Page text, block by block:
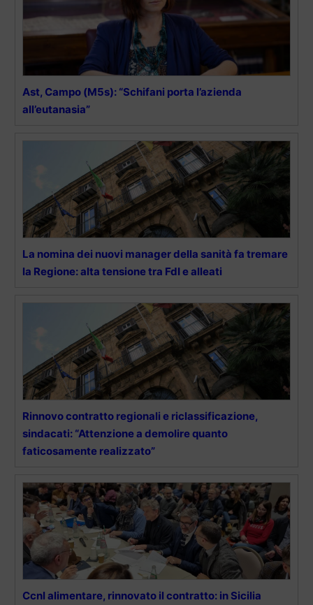
Ast, Campo (M5s): “Schifani porta l’azienda
all’eutanasia”
La nomina dei nuovi manager della sanità fa tremare
la Regione: alta tensione tra FdI e alleati
Rinnovo contratto regionali e riclassificazione,
sindacati: “Attenzione a demolire quanto
faticosamente realizzato”
Ccnl alimentare, rinnovato il contratto: in Sicilia